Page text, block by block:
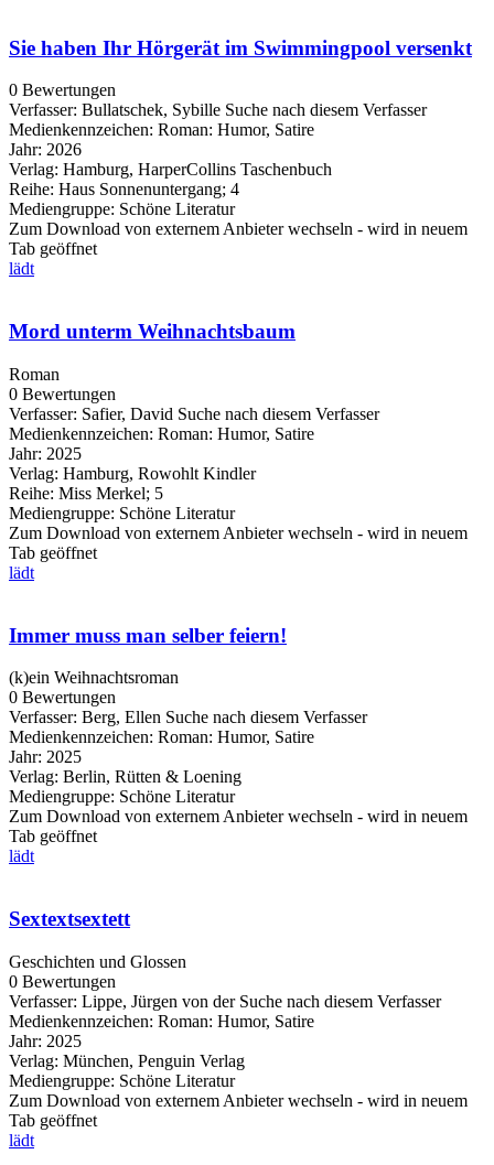
Sie haben Ihr Hörgerät im Swimmingpool versenkt
0 Bewertungen
Verfasser: Bullatschek, Sybille Suche nach diesem Verfasser
Medienkennzeichen: Roman: Humor, Satire
Jahr: 2026
Verlag: Hamburg, HarperCollins Taschenbuch
Reihe: Haus Sonnenuntergang; 4
Mediengruppe: Schöne Literatur
Zum Download von externem Anbieter wechseln - wird in neuem
Tab geöffnet
lädt
Mord unterm Weihnachtsbaum
Roman
0 Bewertungen
Verfasser: Safier, David Suche nach diesem Verfasser
Medienkennzeichen: Roman: Humor, Satire
Jahr: 2025
Verlag: Hamburg, Rowohlt Kindler
Reihe: Miss Merkel; 5
Mediengruppe: Schöne Literatur
Zum Download von externem Anbieter wechseln - wird in neuem
Tab geöffnet
lädt
Immer muss man selber feiern!
(k)ein Weihnachtsroman
0 Bewertungen
Verfasser: Berg, Ellen Suche nach diesem Verfasser
Medienkennzeichen: Roman: Humor, Satire
Jahr: 2025
Verlag: Berlin, Rütten & Loening
Mediengruppe: Schöne Literatur
Zum Download von externem Anbieter wechseln - wird in neuem
Tab geöffnet
lädt
Sextextsextett
Geschichten und Glossen
0 Bewertungen
Verfasser: Lippe, Jürgen von der Suche nach diesem Verfasser
Medienkennzeichen: Roman: Humor, Satire
Jahr: 2025
Verlag: München, Penguin Verlag
Mediengruppe: Schöne Literatur
Zum Download von externem Anbieter wechseln - wird in neuem
Tab geöffnet
lädt